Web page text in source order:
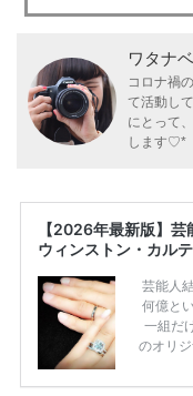
ワタナ
コロナ禍
て活動し
にとって
します♡*
【2026年最新版】
ウィンストン・カル
芸能人
何億と
一組だ
のオリ
のを形